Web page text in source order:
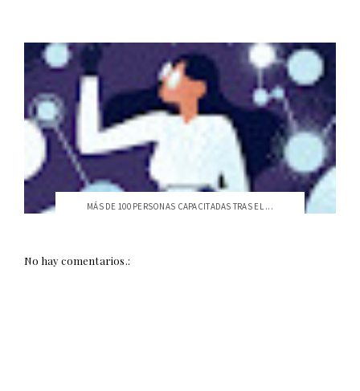
MÁS DE 100 PERSONAS CAPACITADAS TRAS EL ...
No hay comentarios.: